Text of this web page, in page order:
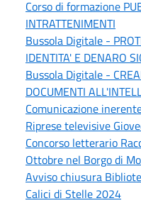
Corso di formazione
INTRATTENIMENTI
Bussola Digitale -
IDENTITA' E DENARO
Bussola Digitale -
DOCUMENTI
Comunicazione
Riprese televisive
Concorso letterario
Ottobre nel Borgo di
Avviso chiusura
Calici di Stelle 2024